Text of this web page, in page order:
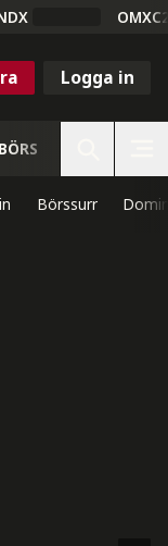
Logga in
BÖRS
Börssurr